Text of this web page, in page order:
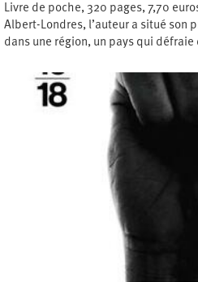
Livre de poche, 320 pages, 7,70
Albert-Londres, l’auteur a situé son
dans une région, un pays qui